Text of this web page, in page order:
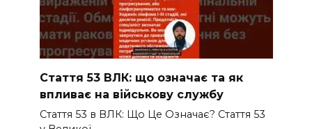
Стаття 53 ВЛК: що означає та як
впливає на військову службу
Стаття 53 в ВЛК: Що Це Означає? Стаття 53